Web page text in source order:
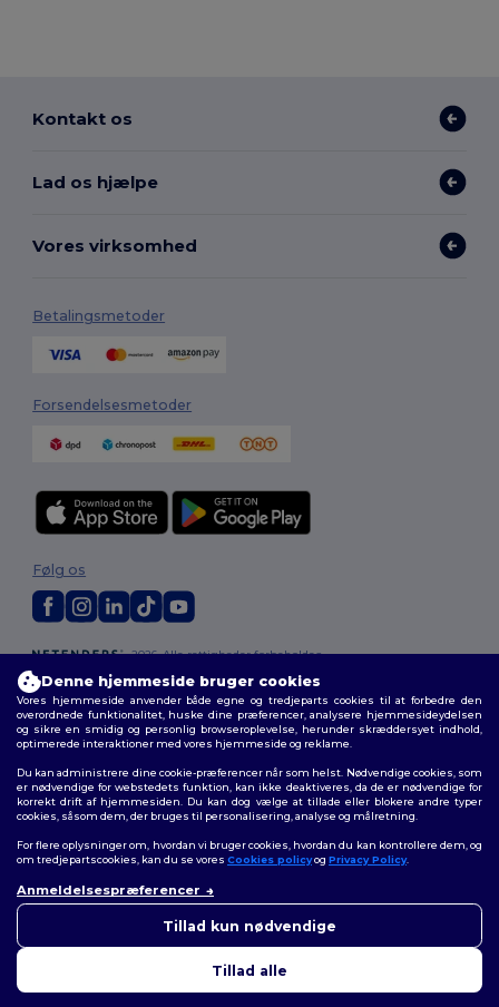
Kontakt os
Lad os hjælpe
Vores virksomhed
Betalingsmetoder
Forsendelsesmetoder
2026. Alle rettigheder forbeholdes
Vilkår og Betingelser|Tilpasset politik |Fortrolighedspolitik
cookies
Sitemap
Følg os
Denne hjemmeside bruger cookies
Vores hjemmeside anvender både egne og tredjeparts cookies til at forbedre den
overordnede funktionalitet, huske dine præferencer, analysere hjemmesideydelsen
og sikre en smidig og personlig browseroplevelse, herunder skræddersyet indhold,
optimerede interaktioner med vores hjemmeside og reklame.
Du kan administrere dine cookie-præferencer når som helst. Nødvendige cookies, som
er nødvendige for webstedets funktion, kan ikke deaktiveres, da de er nødvendige for
korrekt drift af hjemmesiden. Du kan dog vælge at tillade eller blokere andre typer
cookies, såsom dem, der bruges til personalisering, analyse og målretning.
For flere oplysninger om, hvordan vi bruger cookies, hvordan du kan kontrollere dem, og
om tredjepartscookies, kan du se vores Cookies policyog Privacy Policy.
Anmeldelsespræferencer
Tillad kun nødvendige
Tillad alle
bekymringer, kan du kontakte
er her for at hjælpe.